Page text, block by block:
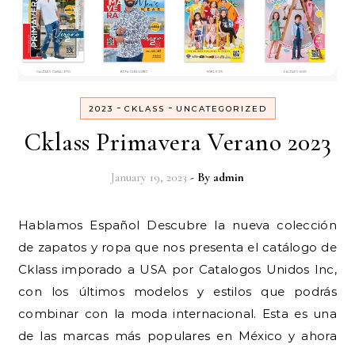
2023 - CKLASS - UNCATEGORIZED
Cklass Primavera Verano 2023
January 19, 2023 - By admin
Hablamos Español Descubre la nueva colección
de zapatos y ropa que nos presenta el catálogo de
Cklass imporado a USA por Catalogos Unidos Inc,
con los últimos modelos y estilos que podrás
combinar con la moda internacional. Esta es una
de las marcas más populares en México y ahora